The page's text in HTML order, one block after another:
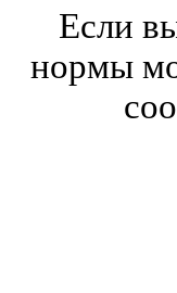
Если
нормы